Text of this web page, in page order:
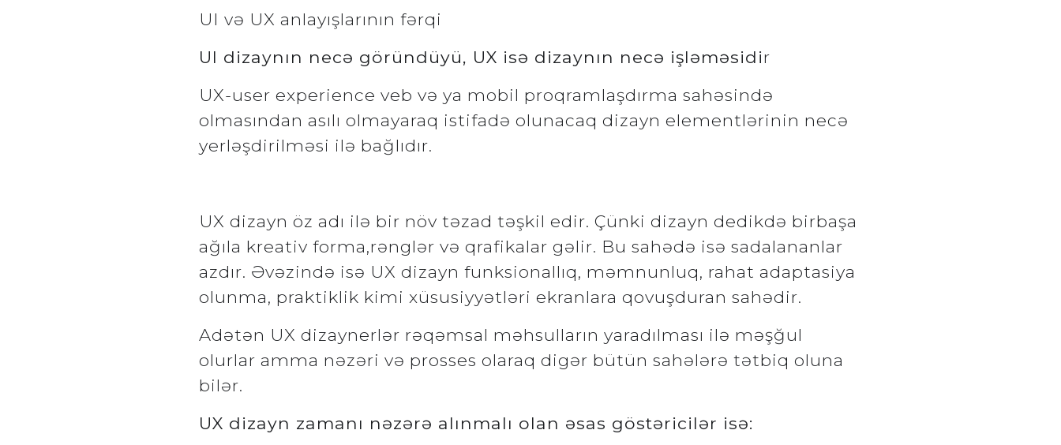
UI və UX anlayışlarının fərqi
UI dizaynın necə göründüyü, UX isə dizaynın necə işləməsidir
UX-user experience veb və ya mobil proqramlaşdırma sahəsində
olmasından asılı olmayaraq istifadə olunacaq dizayn elementlərinin necə
yerləşdirilməsi ilə bağlıdır.
UX dizayn öz adı ilə bir növ təzad təşkil edir. Çünki dizayn dedikdə birbaşa
ağıla kreativ forma,rənglər və qrafikalar gəlir. Bu sahədə isə sadalananlar
azdır. Əvəzində isə UX dizayn funksionallıq, məmnunluq, rahat adaptasiya
olunma, praktiklik kimi xüsusiyyətləri ekranlara qovuşduran sahədir.
Adətən UX dizaynerlər rəqəmsal məhsulların yaradılması ilə məşğul
olurlar amma nəzəri və prosses olaraq digər bütün sahələrə tətbiq oluna
bilər.
UX dizayn zamanı nəzərə alınmalı olan əsas göstəricilər isə: